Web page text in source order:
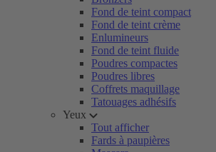
Fond de teint compact
Fond de teint crème
Enlumineurs
Fond de teint fluide
Poudres compactes
Poudres libres
Coffrets maquillage
Tatouages adhésifs
Yeux
Tout afficher
Fards à paupières